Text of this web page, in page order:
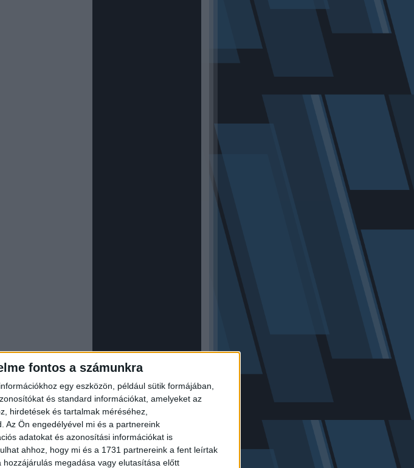
fontos a számunkra
egy eszközön, például sütik formájában,
és standard információkat, amelyeket az
hirdetések és tartalmak méréséhez,
Az Ön engedélyével mi és a partnereink
adatokat és azonosítási információkat is
ahhoz, hogy mi és a 1731 partnereink a fent leírtak
megadása vagy elutasítása előtt
kért. Kozsó egyébkéntidőközben
árából kifizette az ELMŰ felé